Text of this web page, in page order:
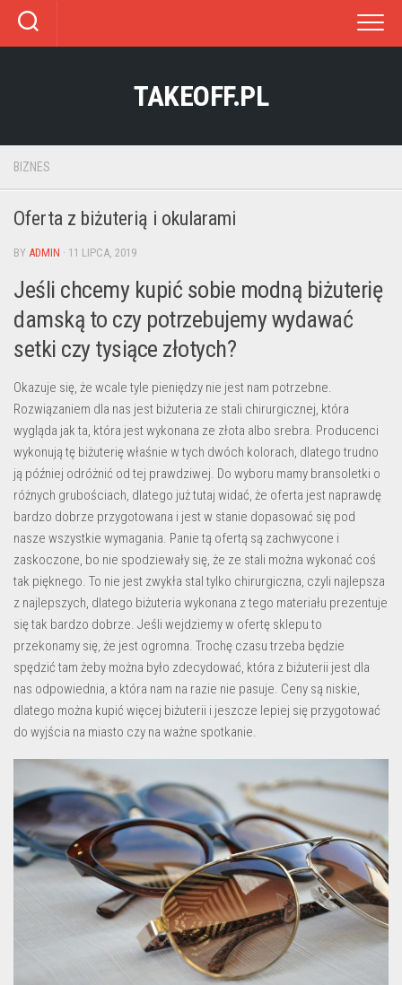
Skip
content
TAKEOFF.PL
BIZNES
Oferta z biżuterią i okularami
BY ADMIN · 11 LIPCA, 2019
Jeśli chcemy kupić sobie modną biżuterię
damską to czy potrzebujemy wydawać
setki czy tysiące złotych?
Okazuje się, że wcale tyle pieniędzy nie jest nam potrzebne.
Rozwiązaniem dla nas jest biżuteria ze stali chirurgicznej, która
wygląda jak ta, która jest wykonana ze złota albo srebra. Producenci
wykonują tę biżuterię właśnie w tych dwóch kolorach, dlatego trudno
ją później odróżnić od tej prawdziwej. Do wyboru mamy bransoletki o
różnych grubościach, dlatego już tutaj widać, że oferta jest naprawdę
bardzo dobrze przygotowana i jest w stanie dopasować się pod
nasze wszystkie wymagania. Panie tą ofertą są zachwycone i
zaskoczone, bo nie spodziewały się, że ze stali można wykonać coś
tak pięknego. To nie jest zwykła stal tylko chirurgiczna, czyli najlepsza
z najlepszych, dlatego biżuteria wykonana z tego materiału prezentuje
się tak bardzo dobrze. Jeśli wejdziemy w ofertę sklepu to
przekonamy się, że jest ogromna. Trochę czasu trzeba będzie
spędzić tam żeby można było zdecydować, która z biżuterii jest dla
nas odpowiednia, a która nam na razie nie pasuje. Ceny są niskie,
dlatego można kupić więcej biżuterii i jeszcze lepiej się przygotować
do wyjścia na miasto czy na ważne spotkanie.